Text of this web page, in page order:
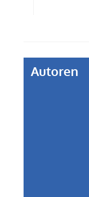
Autoren